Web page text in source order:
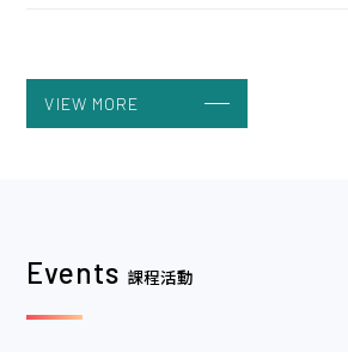
台灣婦產科醫學會網路銀行或ATM繳費說明
VIEW MORE
Events 課程活動